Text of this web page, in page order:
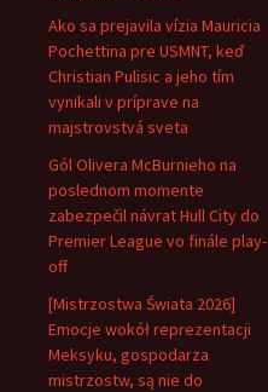
Ako sa prejavila vízia Mauricia
Pochettina pre USMNT, keď
Christian Pulisic a jeho tím
vynikali v príprave na
majstrovstvá sveta
Gól Olivera McBurnieho na
poslednom momente
zabezpečil návrat Hull City do
Premier League vo finále play-
off
[Mistrzostwa Świata 2026]
Emocje wokół reprezentacji
Meksyku, gospodarza
mistrzostw, są nie do